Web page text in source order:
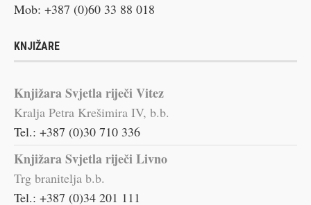
Mob: +387 (0)60 33 88 018
KNJIŽARE
Knjižara Svjetla riječi Vitez
Kralja Petra Krešimira IV, b.b.
Tel.: +387 (0)30 710 336
Knjižara Svjetla riječi Livno
Trg branitelja b.b.
Tel.: +387 (0)34 201 111